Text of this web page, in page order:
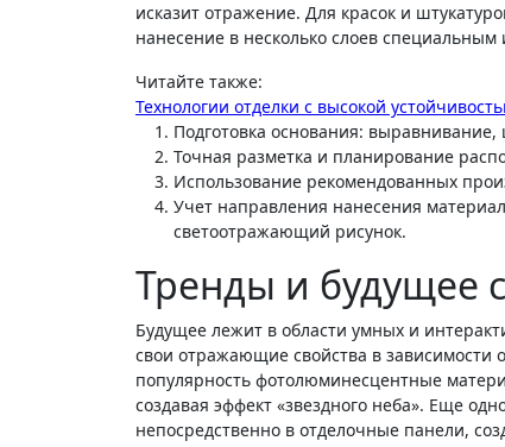
исказит отражение. Для красок и
нанесение в несколько слоев
Читайте также:
Технологии отделки с высокой
Подготовка основания:
Точная разметка и планирование
Использование рекомендованных
Учет направления нанесения
светоотражающий рисунок.
Тренды и будущее
Будущее лежит в области умных и
свои отражающие свойства в
популярность фотолюминесцентные
создавая эффект «звездного неба». Еще
непосредственно в отделочные панели,